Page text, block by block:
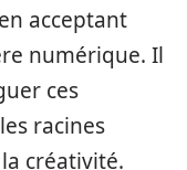
acceptant
numérique. Il
ces
racines
créativité.